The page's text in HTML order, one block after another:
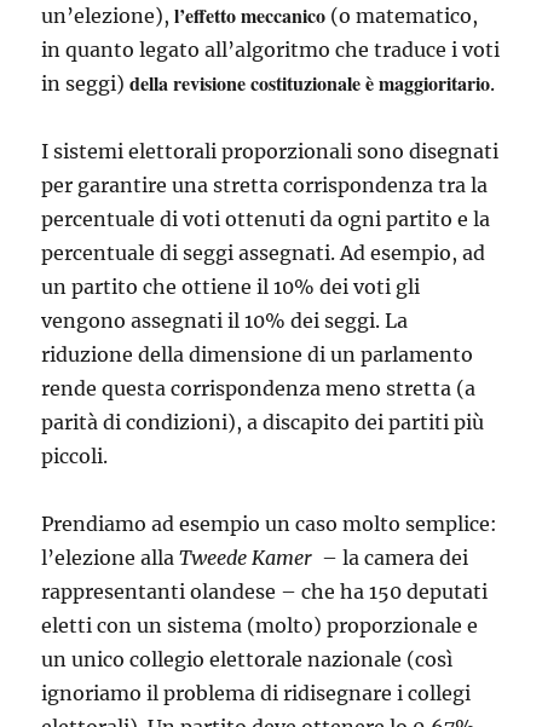
un’elezione),l’effetto meccanico (o matematico,
in quanto legato all’algoritmo che traduce i voti
in seggi)della revisione costituzionale è maggioritario.
I sistemi elettorali proporzionali sono disegnati
per garantire una stretta corrispondenza tra la
percentuale di voti ottenuti da ogni partito e la
percentuale di seggi assegnati. Ad esempio, ad
un partito che ottiene il 10% dei voti gli
vengono assegnati il 10% dei seggi. La
riduzione della dimensione di un parlamento
rende questa corrispondenza meno stretta (a
parità di condizioni), a discapito dei partiti più
piccoli.
Prendiamo ad esempio un caso molto semplice:
l’elezione allaTweede Kamer – la camera dei
rappresentanti olandese – che ha 150 deputati
eletti con un sistema (molto) proporzionale e
un unico collegio elettorale nazionale (così
ignoriamo il problema di ridisegnare i collegi